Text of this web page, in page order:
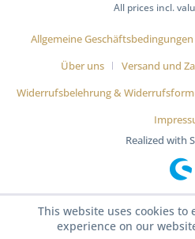
All prices incl.
Allgemeine
Über uns
Versand und
Widerrufsbelehrung &
Realized with
This website uses cookies to
experience on our